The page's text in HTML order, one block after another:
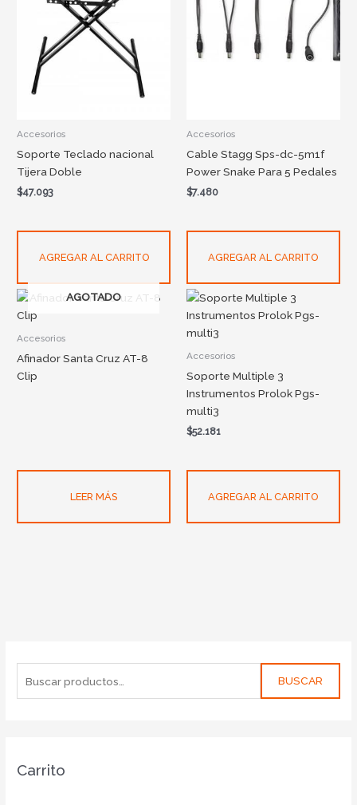
BUSCAR
Carrito
Accesorios
Soporte Teclado nacional
Tijera Doble
$47.093
AGREGAR AL CARRITO
Accesorios
Cable Stagg Sps-dc-5m1f
Power Snake Para 5 Pedales
$7.480
AGREGAR AL CARRITO
AGOTADO
Accesorios
Afinador Santa Cruz AT-8
Clip
LEER MÁS
Accesorios
Soporte Multiple 3
Instrumentos Prolok Pgs-
multi3
$52.181
AGREGAR AL CARRITO